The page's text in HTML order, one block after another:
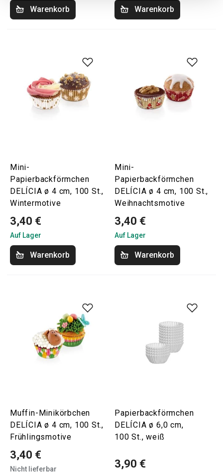
Warenkorb Warenkorb
Mini-
Papierbackförmchen
DELÍCIA ø 4 cm, 100 St.,
Wintermotive
3,40 €
Auf Lager
Warenkorb
Mini-
Papierbackförmchen
DELÍCIA ø 4 cm, 100 St.,
Weihnachtsmotive
3,40 €
Auf Lager
Warenkorb
Muffin-Minikörbchen
DELÍCIA ø 4 cm, 100 St.,
Frühlingsmotive
3,40 €
Nicht lieferbar
Papierbackförmchen
DELÍCIA ø 6,0 cm,
100 St., weiß
3,90 €